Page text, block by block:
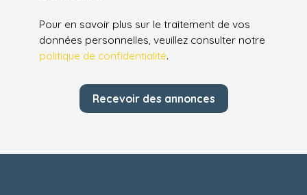
Pour en savoir plus sur le traitement de vos
données personnelles, veuillez consulter notre
politique de confidentialité.
Recevoir des annonces